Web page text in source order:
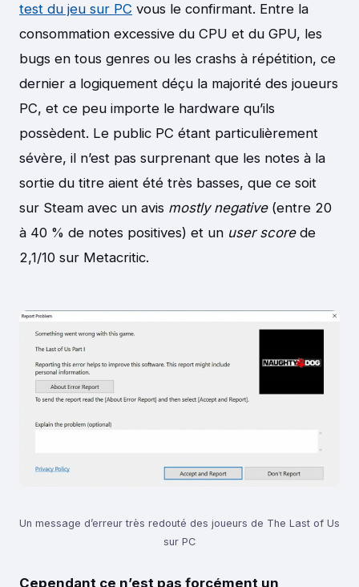
test du jeu sur PC vous le confirmant. Entre la
consommation excessive du CPU et du GPU, les
bugs en tous genres ou les crashs à répétition, ce
dernier a logiquement déçu la majorité des joueurs
PC, et ce peu importe le hardware qu’ils
possèdent. Le public PC étant particulièrement
sévère, il n’est pas surprenant que les notes à la
sortie du titre aient été très basses, que ce soit
sur Steam avec un avis mostly negative (entre 20
à 40 % de notes positives) et un user scorede
2,1/10 sur Metacritic.
Un message d’erreur très redouté des joueurs de The Last of Us
sur PC
Cependant ce n’est pas forcément un